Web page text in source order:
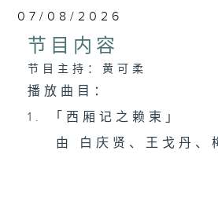
07/08/2026
节目内容
节目主持：黄可柔
播放曲目：
1. 「西厢记之赖柬」
由 白庆贤、王戈丹、